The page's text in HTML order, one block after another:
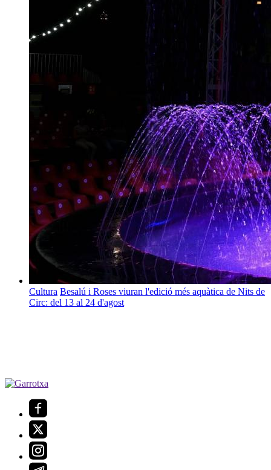
Cultura Besalú i Roses viuran l'edició més aquàtica de Nits de
Circ: del 13 al 24 d'agost